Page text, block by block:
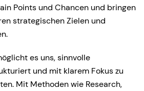
Points und Chancen und bringen
strategischen Zielen und
es uns, sinnvolle
und mit klarem Fokus zu
Mit Methoden wie Research,